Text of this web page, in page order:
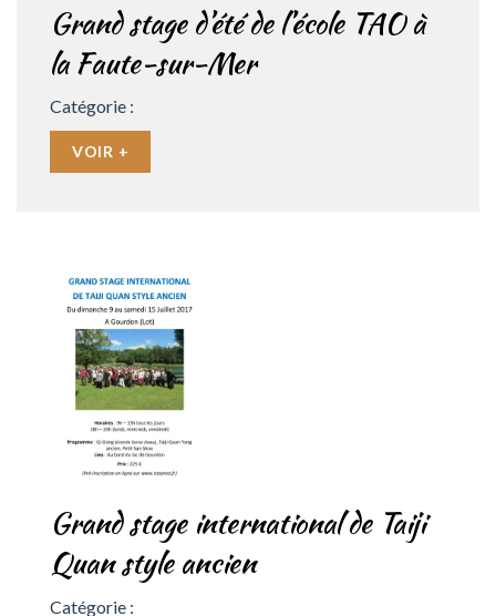
Grand stage d’été de l’école TAO à
la Faute-sur-Mer
Catégorie :
VOIR +
Grand stage international de Taiji
Quan style ancien
Catégorie :